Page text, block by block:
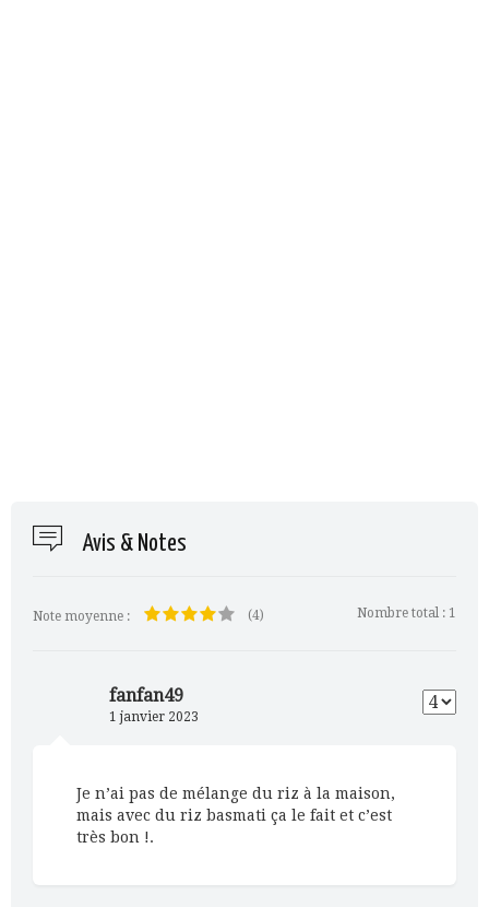
Avis & Notes
Note moyenne : (4) Nombre total : 1
fanfan49
1 janvier 2023
Je n’ai pas de mélange du riz à la maison,
mais avec du riz basmati ça le fait et c’est
très bon !.